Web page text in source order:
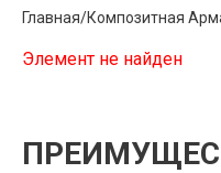
Главная Композитная
Элемент не найден